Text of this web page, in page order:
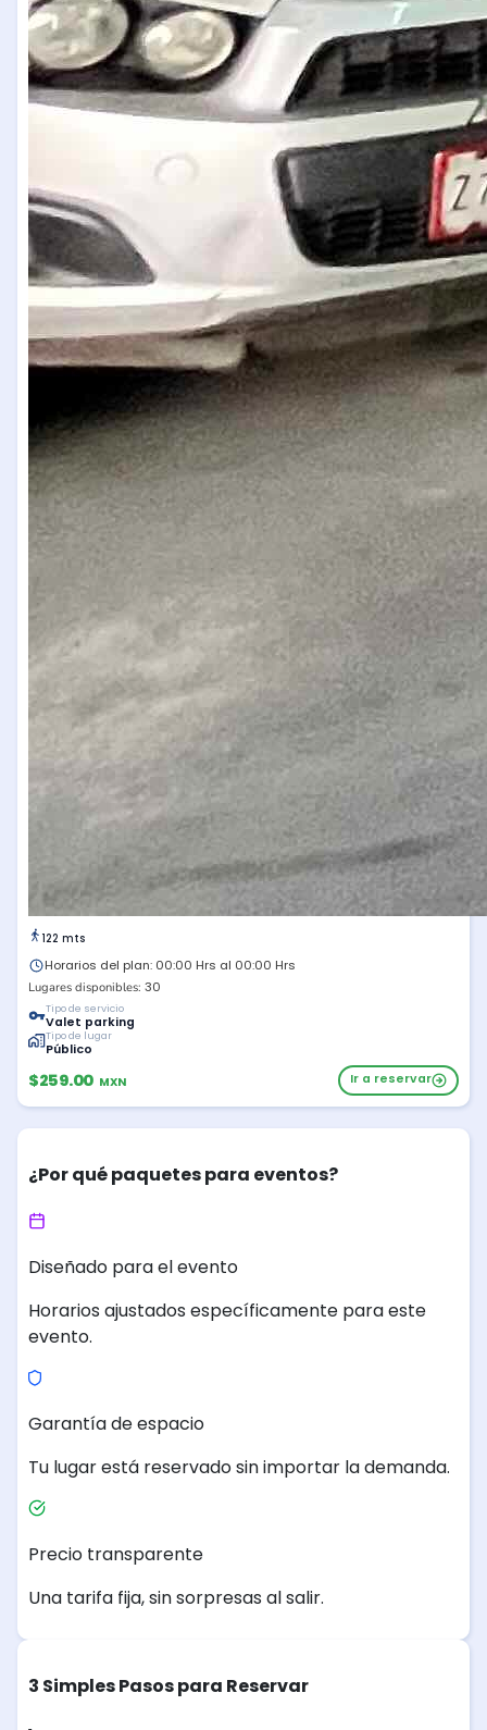
122 mts
Horarios del plan: 00:00 Hrs al 00:00 Hrs
Lugares disponibles: 30
Tipo de servicio
Valet parking
Tipo de lugar
Público
$259.00 MXN Ir a reservar
¿Por qué paquetes para eventos?
Diseñado para el evento
Horarios ajustados específicamente para este
evento.
Garantía de espacio
Tu lugar está reservado sin importar la demanda.
Precio transparente
Una tarifa fija, sin sorpresas al salir.
3 Simples Pasos para Reservar